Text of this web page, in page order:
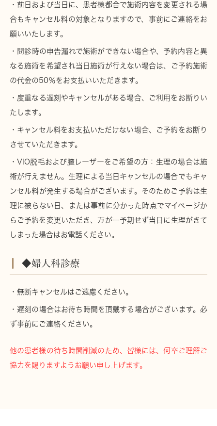
・前日および当日に、患者様都合で施術内容を変更される場
合もキャンセル料の対象となりますので、事前にご連絡をお
願いいたします。
・問診時の申告漏れで施術ができない場合や、予約内容と異
なる施術を希望され当日施術が行えない場合は、ご予約施術
の代金の50％をお支払いいただきます。
・度重なる遅刻やキャンセルがある場合、ご利用をお断りい
たします。
・キャンセル料をお支払いただけない場合、ご予約をお断り
させていただきます。
・VIO脱毛および膣レーザーをご希望の方：生理の場合は施
術が行えません。生理による当日キャンセルの場合でもキャ
ンセル料が発生する場合がございます。そのためご予約は生
理に被らない日、または事前に分かった時点でマイページか
らご予約を変更いただき、万が一予期せず当日に生理がきて
しまった場合はお電話ください。
◆婦人科診療
・無断キャンセルはご遠慮ください。
・遅刻の場合はお待ち時間を頂戴する場合がございます。必
ず事前にご連絡ください。
他の患者様の待ち時間削減のため、皆様には、何卒ご理解ご
協力を賜りますようお願い申し上げます。